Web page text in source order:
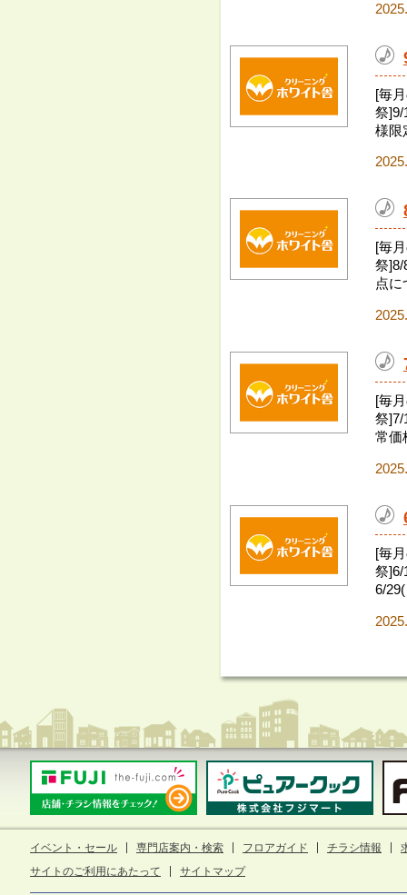
[毎
祭]9/
様限
[毎
祭]8/
点
[毎
祭]7/
常価
[毎
祭]6/
6/
イベント・セール 専門店案内・検索 フロアガイド チラシ情報
サイトのご利用にあたって
サイトマップ